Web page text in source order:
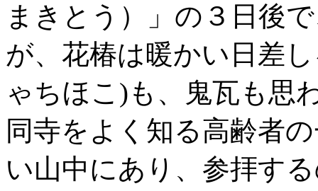
まきとう）」の３日後
が、花椿は暖かい日差
ゃちほこ)も、鬼瓦も思
同寺をよく知る高齢者
い山中にあり、参拝す